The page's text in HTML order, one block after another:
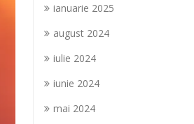
ianuarie 2025
august 2024
iulie 2024
iunie 2024
mai 2024